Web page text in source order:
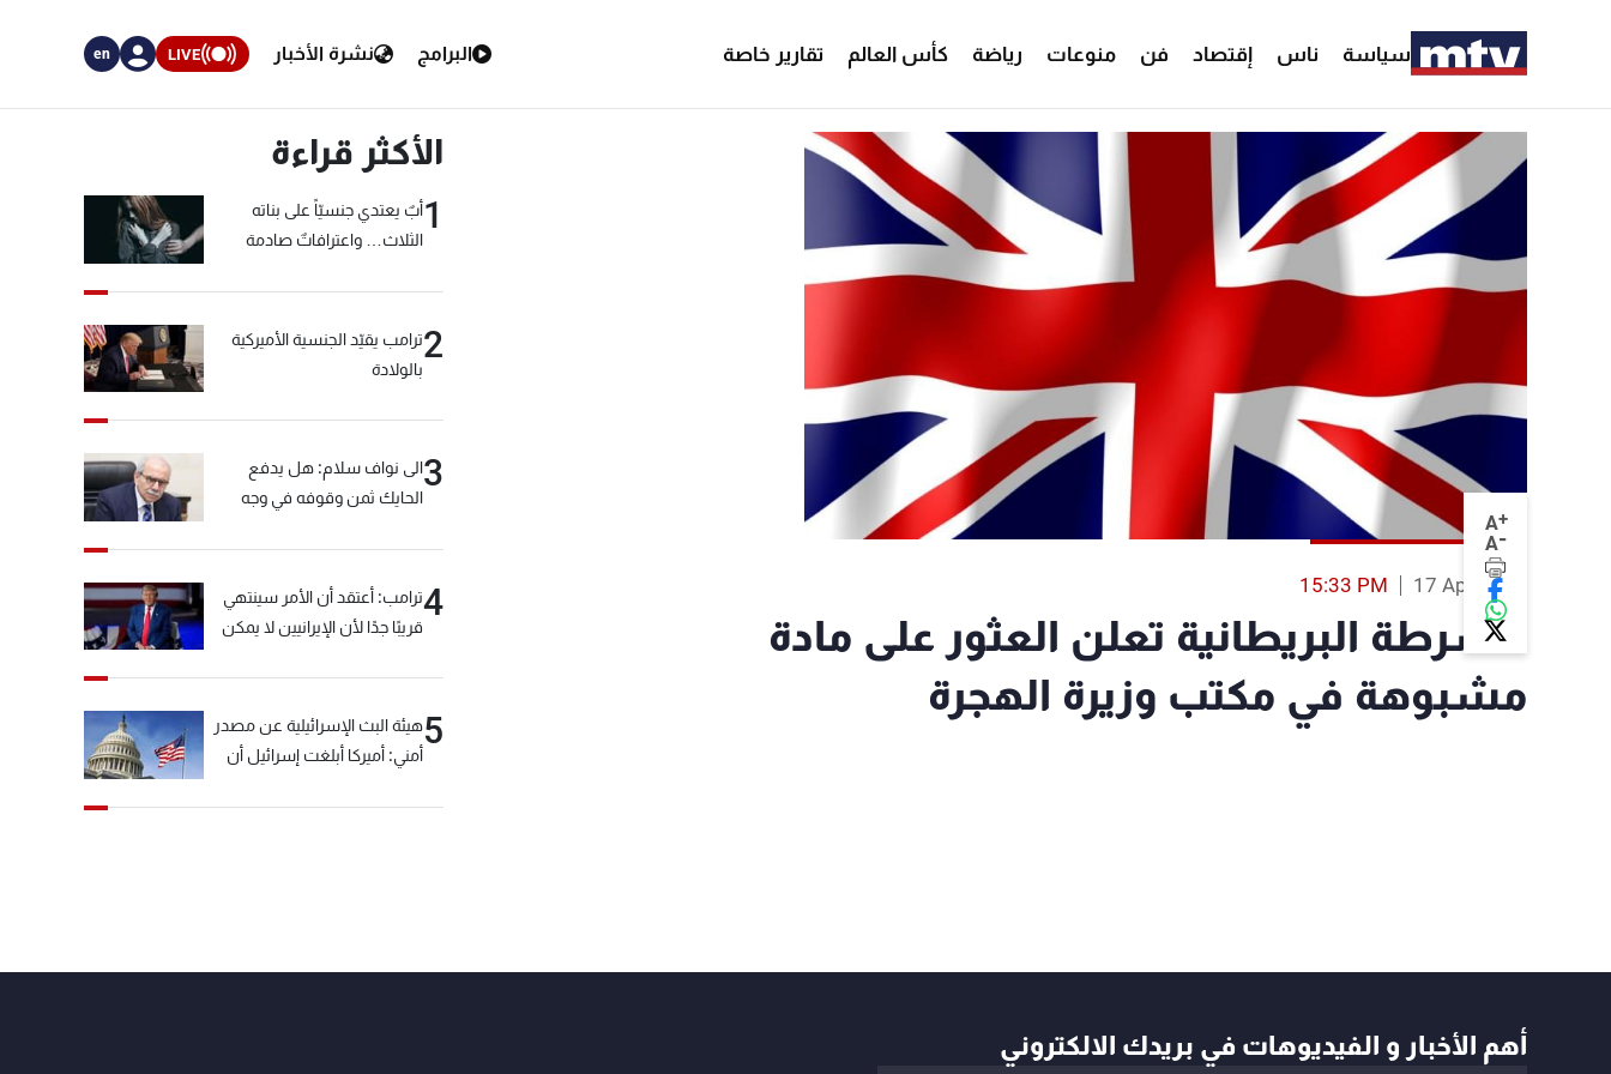
سياسة ناس إقتصاد فن منوعات رياضة كأس العالم تقارير خاصة البرامج نشرة الأخبار LIVE
en
A+
A-
17 Apr 2018
15:33 PM
الشرطة البريطانية تعلن العثور على مادة
مشبوهة في مكتب وزيرة الهجرة
الأكثر قراءة
1أبٌ يعتدي جنسيّاً على بناته
الثلاث… واعترافاتٌ صادمة
2ترامب يقيّد الجنسية الأميركية
بالولادة
3الى نواف سلام: هل يدفع
الحايك ثمن وقوفه في وجه
4ترامب: أعتقد أن الأمر سينتهي
قريبًا جدًا لأن الإيرانيين لا يمكن
5هيئة البث الإسرائيلية عن مصدر
أمني: أميركا أبلغت إسرائيل أن
أهم الأخبار و الفيديوهات في بريدك الالكتروني